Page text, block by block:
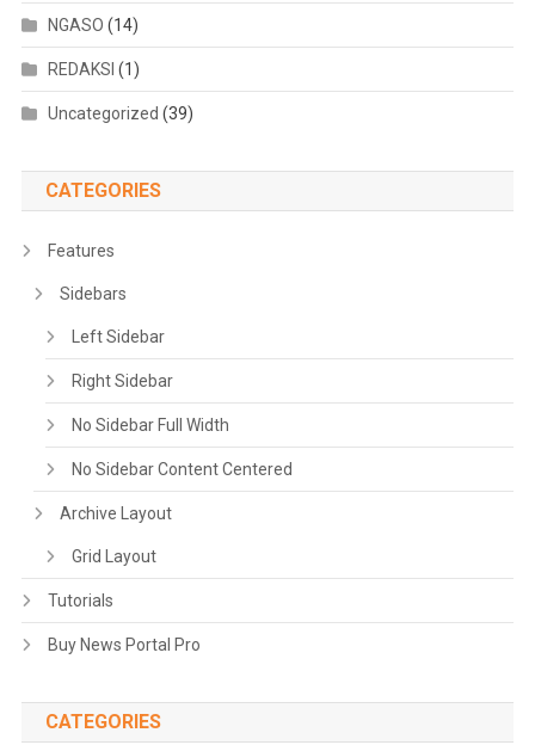
NGASO (14)
REDAKSI (1)
Uncategorized (39)
CATEGORIES
Features
Sidebars
Left Sidebar
Right Sidebar
No Sidebar Full Width
No Sidebar Content Centered
Archive Layout
Grid Layout
Tutorials
Buy News Portal Pro
CATEGORIES